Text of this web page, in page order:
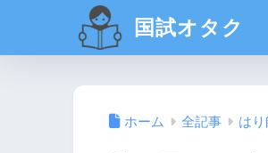
国試オタク
ホーム 全記事 は